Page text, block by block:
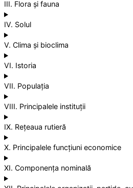
III. Flora și fauna
IV. Solul
V. Clima și bioclima
VI. Istoria
VII. Populația
VIII. Principalele instituții
IX. Rețeaua rutieră
X. Principalele funcțiuni economice
XI. Componența nominală